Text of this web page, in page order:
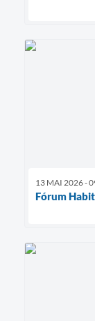
13 MAI 2026 -
Fórum